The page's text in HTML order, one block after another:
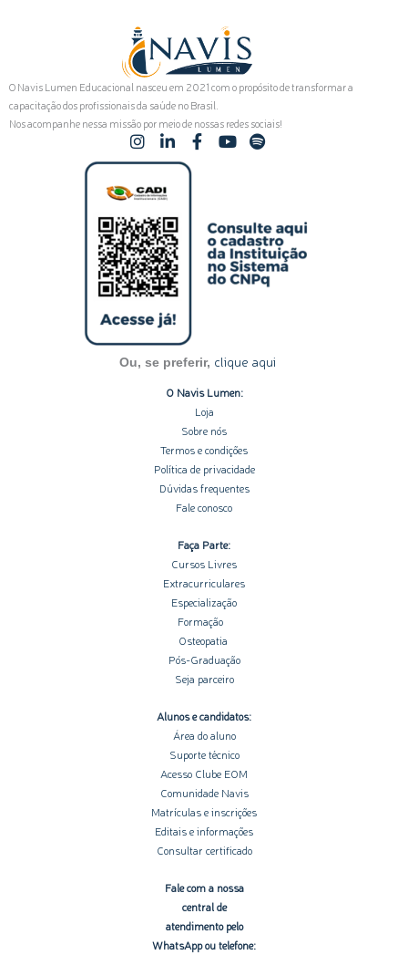
O Navis Lumen Educacional nasceu em 2021 com o propósito de transformar a
capacitação dos profissionais da saúde no Brasil.
Nos acompanhe nessa missão por meio de nossas redes sociais!
I
n
t
a
g
r
a
m
L
i
k
e
d
i
n
-
i
n
F
a
Y
b
e
S
p
f
y
Ou, se preferir, clique aqui
O Navis Lumen:
Loja
Sobre nós
Termos e condições
Política de privacidade
Dúvidas frequentes
Fale conosco
Faça Parte:
Cursos Livres
Extracurriculares
Especialização
Formação
Osteopatia
Pós-Graduação
Seja parceiro
Alunos e candidatos:
Área do aluno
Suporte técnico
Acesso Clube EOM
Comunidade Navis
Matrículas e inscrições
Editais e informações
Consultar certificado
Fale com a nossa
central de
atendimento pelo
WhatsApp ou telefone: